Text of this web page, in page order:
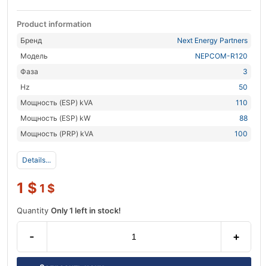
Product information
Бренд
Next Energy Partners
Модель
NEPCOM-R120
Фаза
3
Hz
50
Мощность (ESP) kVA
110
Мощность (ESP) kW
88
Мощность (PRP) kVA
100
Details...
1 $ 1 $
Quantity Only 1 left in stock!
- +